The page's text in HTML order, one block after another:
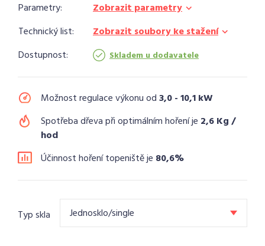
Parametry:
Zobrazit parametry
Technický list:
Zobrazit soubory ke stažení
Dostupnost:
Skladem u dodavatele
Možnost regulace výkonu od3,0 - 10,1 kW
Spotřeba dřeva při optimálním hoření je 2,6 Kg /
hod
Účinnost hoření topeniště je 80,6%
Typ skla Jednosklo/single